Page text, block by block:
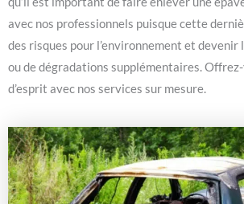
avec nos professionnels puisque cette
des risques pour l’environnement et devenir
ou de dégradations supplémentaires.
d’esprit avec nos services sur mesure.